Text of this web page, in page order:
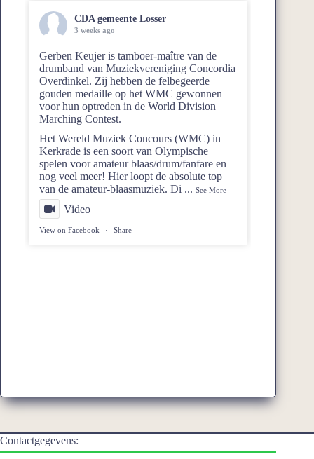
CDA gemeente Losser
3 weeks ago
Gerben Keujer is tamboer-maître van de
drumband van Muziekvereniging Concordia
Overdinkel. Zij hebben de felbegeerde
gouden medaille op het WMC gewonnen
voor hun optreden in de World Division
Marching Contest.
Het Wereld Muziek Concours (WMC) in
Kerkrade is een soort van Olympische
spelen voor amateur blaas/drum/fanfare en
nog veel meer! Hier loopt de absolute top
van de amateur-blaasmuziek. Di ... See More
Video
View on Facebook · Share
Contactgegevens: